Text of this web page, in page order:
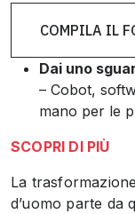
COMPILA IL
Dai uno
– Cobot,
mano per le
SCOPRI DI PIÙ
La
d’uomo parte da